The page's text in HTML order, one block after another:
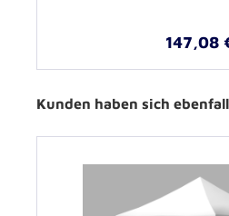
147,08
Kunden haben sich